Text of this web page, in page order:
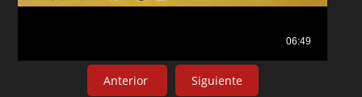
Anterior Siguiente